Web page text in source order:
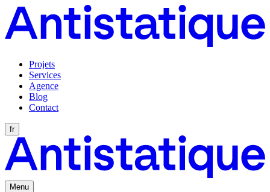
Projets
Services
Agence
Blog
Contact
fr
Menu